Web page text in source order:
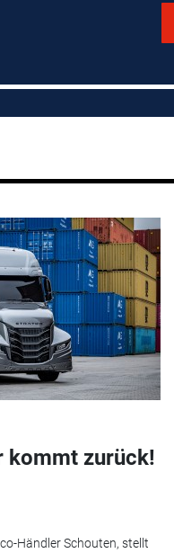
kommt zurück!
Händler Schouten, stellt